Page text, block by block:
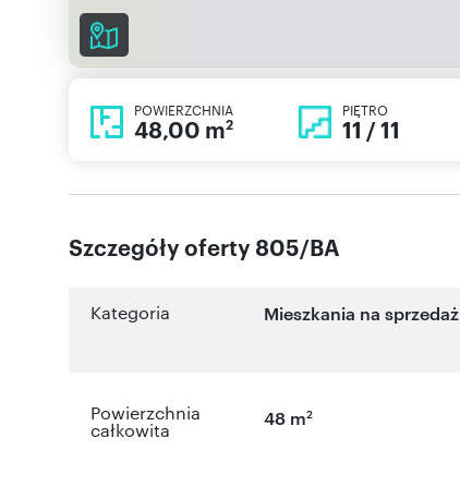
POWIERZCHNIA
48,00 m2
PIĘTRO
11 / 11
Szczegóły oferty 805/BA
Kategoria Mieszkania na sprzedaż
Powierzchnia
całkowita
48 m2